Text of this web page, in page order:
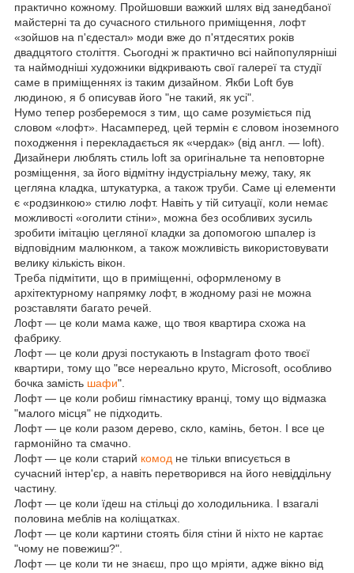
практично кожному. Пройшовши важкий шлях від занедбаної
майстерні та до сучасного стильного приміщення, лофт
«зойшов на п'єдестал» моди вже до п'ятдесятих років
двадцятого століття. Сьогодні ж практично всі найпопулярніші
та наймодніші художники відкривають свої галереї та студії
саме в приміщеннях із таким дизайном. Якби Loft був
людиною, я б описував його "не такий, як усі".
Нумо тепер розберемося з тим, що саме розуміється під
словом «лофт». Насамперед, цей термін є словом іноземного
походження і перекладається як «чердак» (від англ. — loft).
Дизайнери люблять стиль loft за оригінальне та неповторне
розміщення, за його відмітну індустріальну межу, таку, як
цегляна кладка, штукатурка, а також труби. Саме ці елементи
є «родзинкою» стилю лофт. Навіть у тій ситуації, коли немає
можливості «оголити стіни», можна без особливих зусиль
зробити імітацію цегляної кладки за допомогою шпалер із
відповідним малюнком, а також можливість використовувати
велику кількість вікон.
Треба підмітити, що в приміщенні, оформленому в
архітектурному напрямку лофт, в жодному разі не можна
розставляти багато речей.
Лофт — це коли мама каже, що твоя квартира схожа на
фабрику.
Лофт — це коли друзі постукають в Instagram фото твоєї
квартири, тому що "все нереально круто, Microsoft, особливо
бочка замість шафи".
Лофт — це коли робиш гімнастику вранці, тому що відмазка
"малого місця" не підходить.
Лофт — це коли разом дерево, скло, камінь, бетон. І все це
гармонійно та смачно.
Лофт — це коли старий комод не тільки вписується в
сучасний інтер'єр, а навіть перетворився на його невіддільну
частину.
Лофт — це коли їдеш на стільці до холодильника. І взагалі
половина меблів на коліщатках.
Лофт — це коли картини стоять біля стіни й ніхто не картає
"чому не повежиш?".
Лофт — це коли ти не знаєш, про що мріяти, адже вікно від